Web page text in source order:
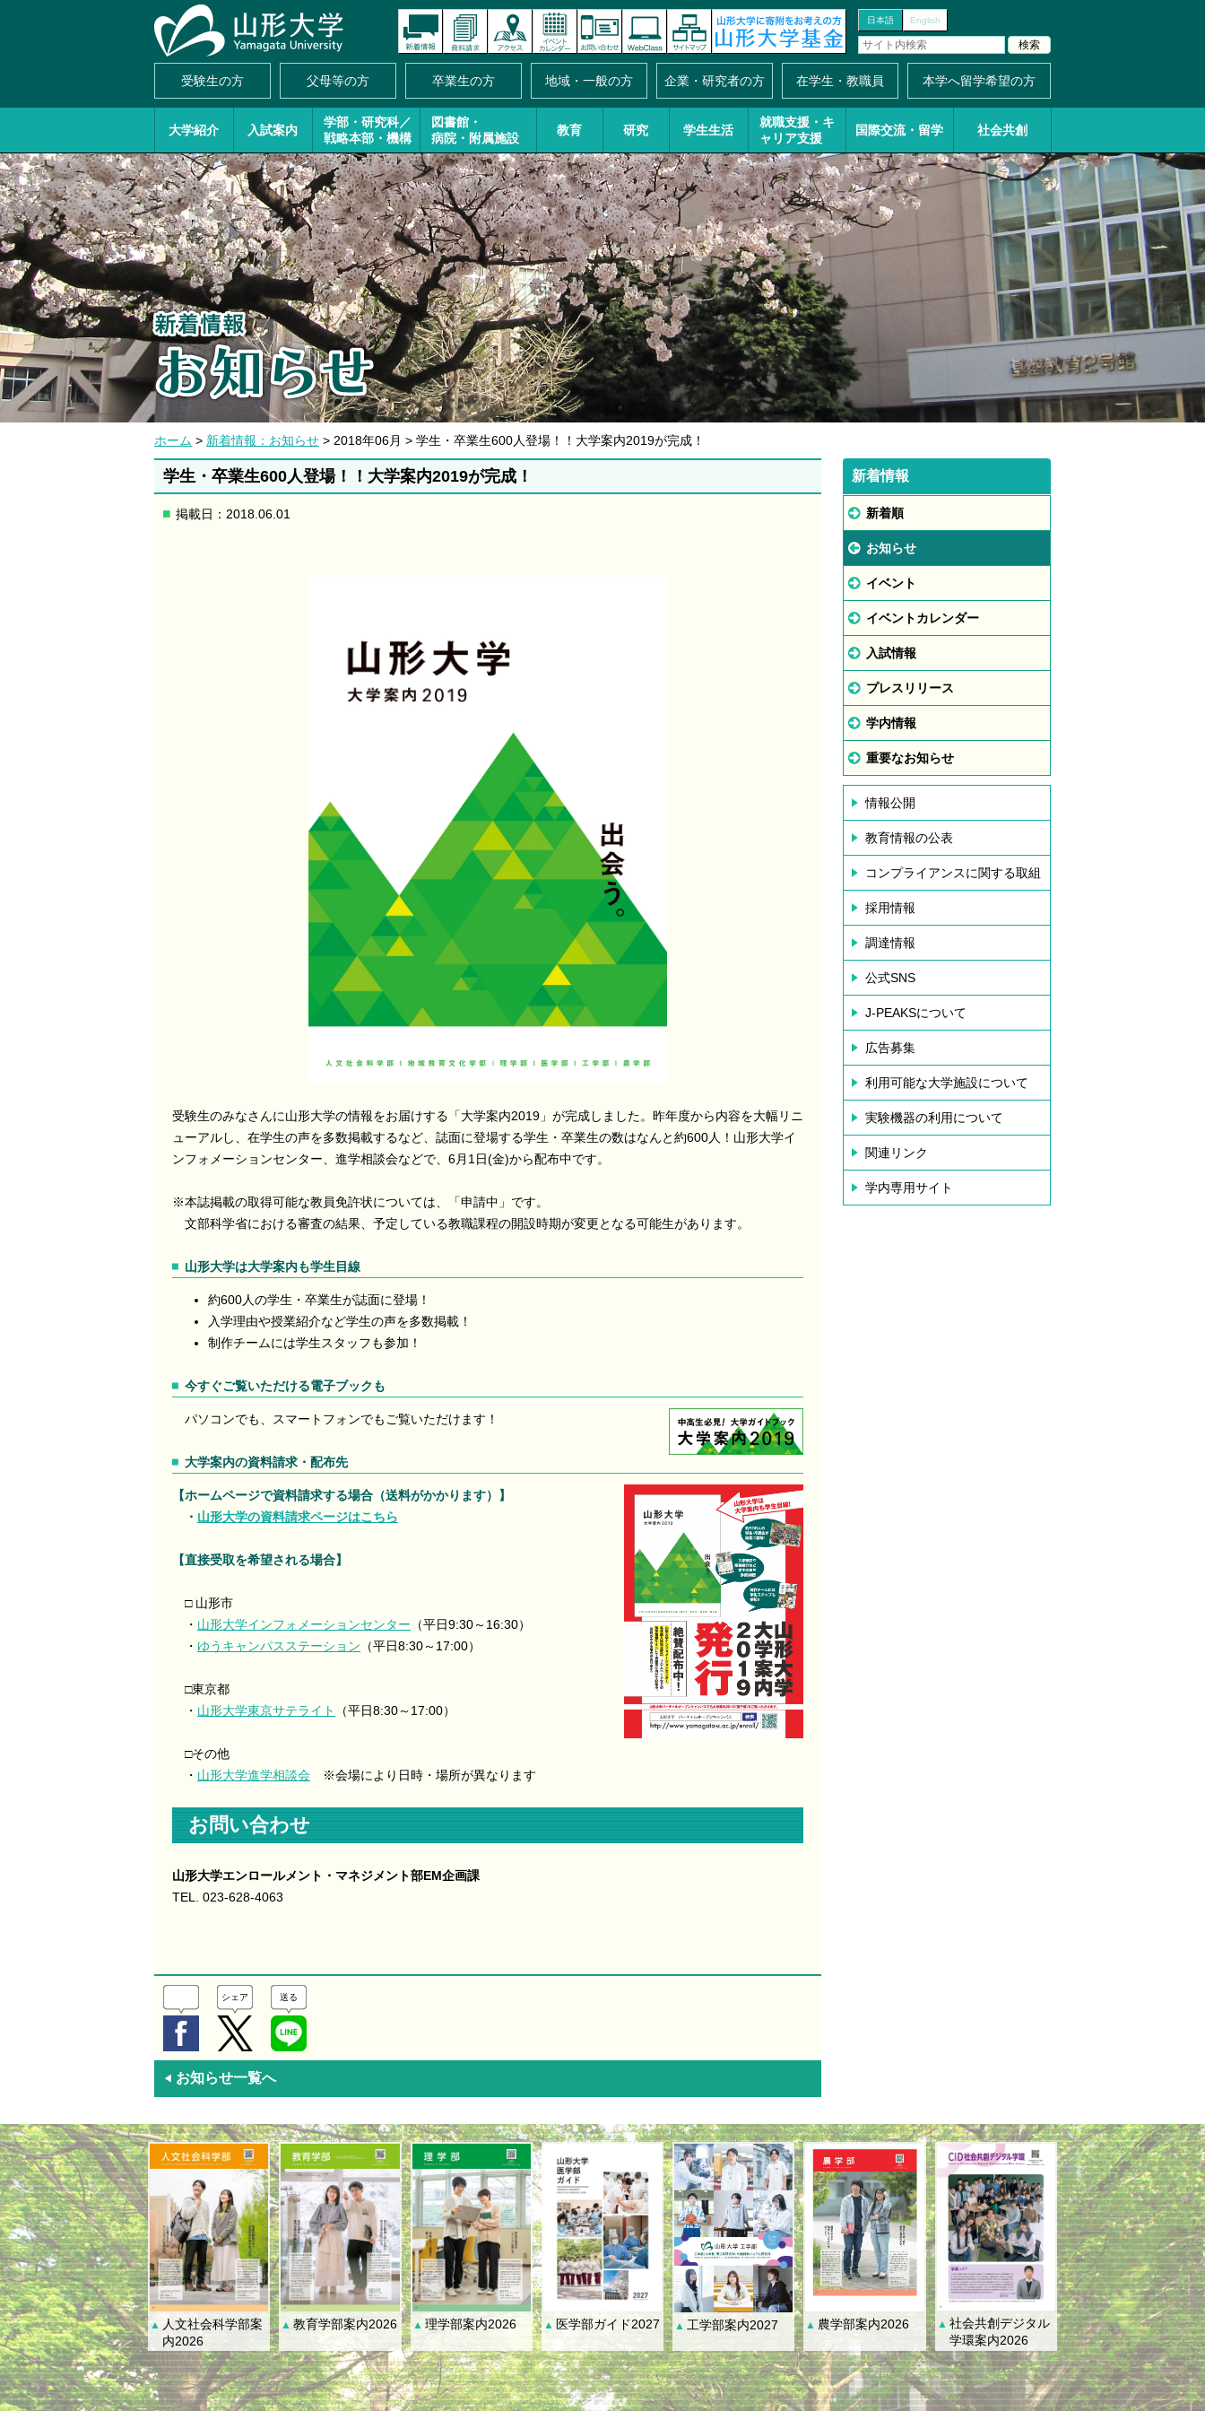
日本語 English
受験生の方 父母等の方 卒業生の方 地域・一般の方 企業・研究者の方 在学生・教職員 本学へ留学希望の方
大学紹介 入試案内
学部・研究科／
戦略本部・機構
図書館・
病院・附属施設
教育 研究 学生生活
就職支援・ キ
ャリア支援
国際交流・留学 社会共創
ホーム > 新着情報：お知らせ > 2018年06月 > 学生・卒業生600人登場！！大学案内2019が完成！
学生・卒業生600人登場！！大学案内2019が完成！
掲載日：2018.06.01
受験生のみなさんに山形大学の情報をお届けする「大学案内2019」が完成しました。昨年度から内容を大幅リニ
ューアルし、在学生の声を多数掲載するなど、誌面に登場する学生・卒業生の数はなんと約600人！山形大学イ
ンフォメーションセンター、進学相談会などで、6月1日(金)から配布中です。
※本誌掲載の取得可能な教員免許状については、「申請中」です。
文部科学省における審査の結果、予定している教職課程の開設時期が変更となる可能生があります。
山形大学は大学案内も学生目線
約600人の学生・卒業生が誌面に登場！
入学理由や授業紹介など学生の声を多数掲載！
制作チームには学生スタッフも参加！
今すぐご覧いただける電子ブックも
パソコンでも、スマートフォンでもご覧いただけます！
大学案内の資料請求・配布先
【ホームページで資料請求する場合（送料がかかります）】
・ 山形大学の資料請求ページはこちら
【直接受取を希望される場合】
□ 山形市
・ 山形大学インフォメーションセンター （平日9:30～16:30）
・ ゆうキャンパスステーション （平日8:30～17:00）
□東京都
・ 山形大学東京サテライト （平日8:30～17:00）
□その他
・ 山形大学進学相談会 ※会場により日時・場所が異なります
お問い合わせ
山形大学エンロールメント・マネジメント部EM企画課
TEL. 023-628-4063
シェア 送る
◀ お知らせ一覧へ
新着情報
新着順
お知らせ
イベント
イベントカレンダー
入試情報
プレスリリース
学内情報
重要なお知らせ
情報公開
教育情報の公表
コンプライアンスに関する取組
採用情報
調達情報
公式SNS
J-PEAKSについて
広告募集
利用可能な大学施設について
実験機器の利用について
関連リンク
学内専用サイト
▲ 人文社会科学部案
内2026
▲ 教育学部案内2026 ▲ 理学部案内2026 ▲ 医学部ガイド2027 ▲ 工学部案内2027 ▲ 農学部案内2026 ▲ 社会共創デジタル
学環案内2026